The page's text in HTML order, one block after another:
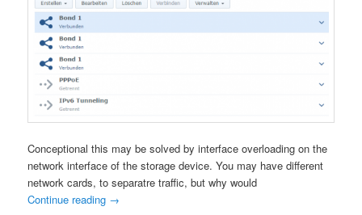
Conceptional this may be solved by interface overloading on the
network interface of the storage device. You may have different
network cards, to separatre traffic, but why would
Continue reading →